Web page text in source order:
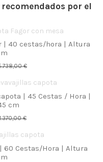
por el
| 40 cestas/hora | Altura
€
| 45 Cestas / Hora |
cm
€
60 Cestas/Hora | Altura